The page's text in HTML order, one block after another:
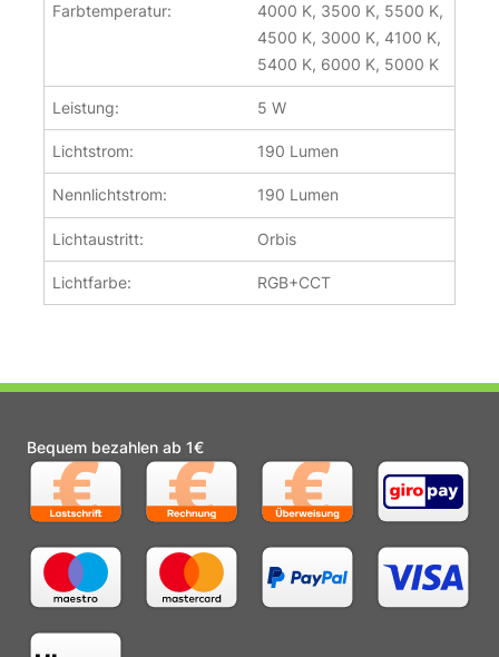
Farbtemperatur:
4000 K, 3500 K, 5500 K,
4500 K, 3000 K, 4100 K,
5400 K, 6000 K, 5000 K
Leistung: 5 W
Lichtstrom: 190 Lumen
Nennlichtstrom: 190 Lumen
Lichtaustritt: Orbis
Lichtfarbe: RGB+CCT
Bequem bezahlen ab 1€